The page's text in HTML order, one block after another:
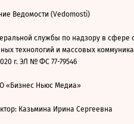
Ведомости (Vedomosti)
службы по надзору в сфере
технологий и массовых
г. ЭЛ № ФС 77-79546
«Бизнес Ньюс Медиа»
Казьмина Ирина Сергеевна